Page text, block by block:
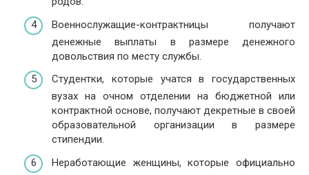
Военнослужащие-контрактницы получают
денежные выплаты в размере денежного
довольствия по месту службы.
Студентки, которые учатся в государственных
вузах на очном отделении на бюджетной или
контрактной основе, получают декретные в своей
образовательной организации в размере
стипендии.
Неработающие женщины, которые официально